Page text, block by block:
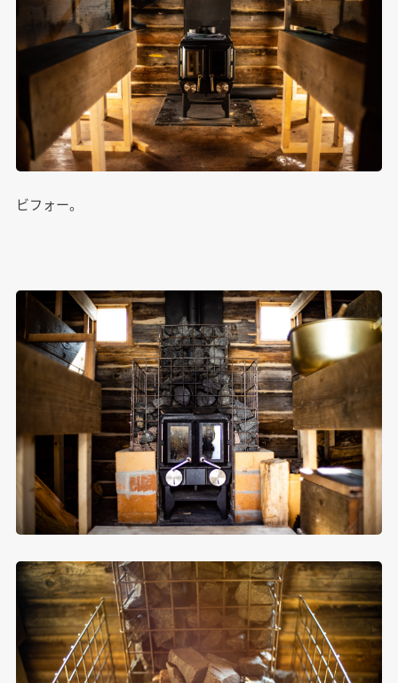
ビフォー。